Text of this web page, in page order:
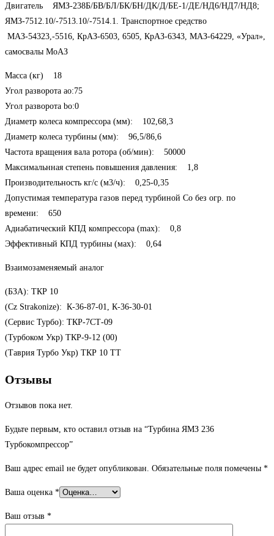
Двигатель ЯМЗ-238Б/БВ/БЛ/БК/БН/ДК/Д/БЕ-1/ДЕ/НД6/НД7/НД8;
ЯМЗ-7512.10/-7513.10/-7514.1. Транспортное средство
МАЗ-54323,-5516, КрАЗ-6503, 6505, КрАЗ-6343, МАЗ-64229, «Урал»,
самосвалы МоАЗ
Масса (кг) 18
Угол разворота ao:75
Угол разворота bo:0
Диаметр колеса компрессора (мм): 102,68,3
Диаметр колеса турбины (мм): 96,5/86,6
Частота вращения вала ротора (об/мин): 50000
Максимальнная степень повышения давления: 1,8
Производительность кг/с (м3/ч): 0,25-0,35
Допустимая температура газов перед турбиной Сo без огр. по
времени: 650
Адиабатический КПД компрессора (max): 0,8
Эффективный КПД турбины (мах): 0,64
Взаимозаменяемый аналог
(БЗА): ТКР 10
(Cz Strakonize): К-36-87-01, К-36-30-01
(Сервис Турбо): ТКР-7СТ-09
(Турбоком Укр) ТКР-9-12 (00)
(Таврия Турбо Укр) ТКР 10 ТТ
Отзывы
Отзывов пока нет.
Будьте первым, кто оставил отзыв на “Турбина ЯМЗ 236
Турбокомпрессор”
Ваш адрес email не будет опубликован. Обязательные поля помечены *
Ваша оценка *
Ваш отзыв *